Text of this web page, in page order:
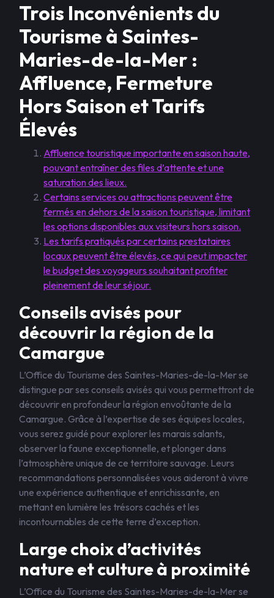
Trois Inconvénients du
Tourisme à Saintes-
Maries-de-la-Mer :
Affluence, Fermeture
Hors Saison et Tarifs
Élevés
Affluence touristique importante en saison haute,
pouvant entraîner des files d’attente et une
saturation des lieux.
Certains services ou attractions peuvent être
fermés en dehors de la saison touristique, limitant
les options disponibles aux visiteurs hors saison.
Les tarifs pratiqués par certains prestataires
locaux peuvent être élevés, ce qui peut impacter
le budget des voyageurs souhaitant profiter
pleinement de leur séjour.
Conseils avisés pour
découvrir la région de la
Camargue
L’Office du Tourisme des Saintes-Maries-de-la-Mer se
distingue par ses conseils avisés qui vous permettront de
découvrir en profondeur la région envoûtante de la
Camargue. Grâce à l’expertise de ses équipes locales,
vous serez guidé pour explorer les marais salants,
observer la faune exceptionnelle, et plonger dans
l’atmosphère unique de ce territoire sauvage. Leurs
recommandations personnalisées vous aideront à vivre
une expérience authentique et enrichissante, en
mettant en lumière les trésors cachés et les
incontournables de cette terre d’exception.
Large choix d’activités
nature et culture à proximité
L’Office du Tourisme des Saintes-Maries-de-la-Mer se